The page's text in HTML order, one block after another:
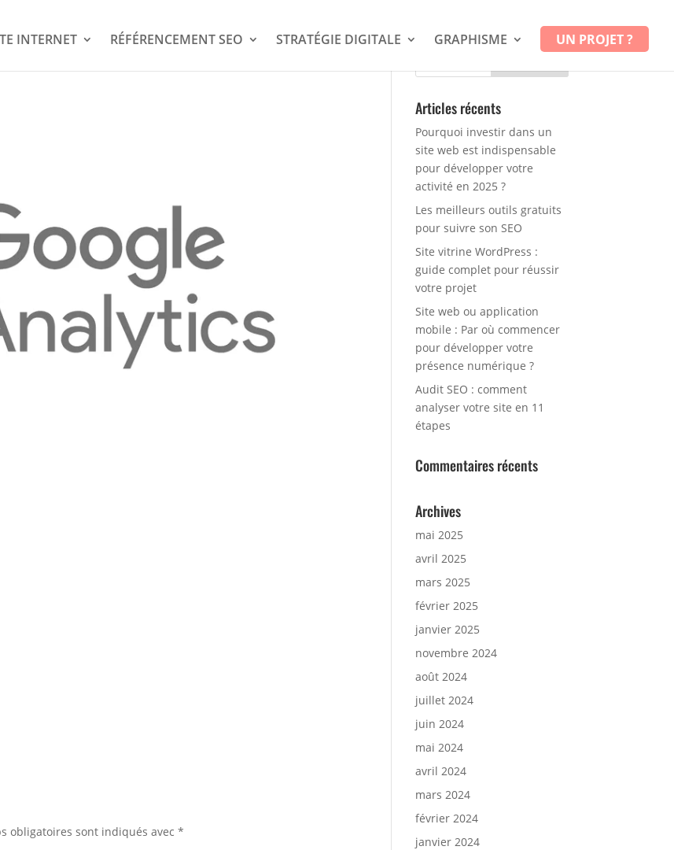
INTERNET RÉFÉRENCEMENT SEO STRATÉGIE DIGITALE GRAPHISME UN PROJET ?
obligatoires sont indiqués avec*
Articles récents
Pourquoi investir dans un
site web est indispensable
pour développer votre
activité en 2025 ?
Les meilleurs outils gratuits
pour suivre son SEO
Site vitrine WordPress :
guide complet pour réussir
votre projet
Site web ou application
mobile : Par où commencer
pour développer votre
présence numérique ?
Audit SEO : comment
analyser votre site en 11
étapes
Commentaires récents
Archives
mai 2025
avril 2025
mars 2025
février 2025
janvier 2025
novembre 2024
août 2024
juillet 2024
juin 2024
mai 2024
avril 2024
mars 2024
février 2024
janvier 2024